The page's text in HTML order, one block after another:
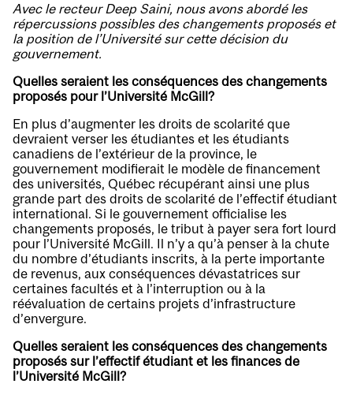
Avec le recteur Deep Saini, nous avons abordé les
répercussions possibles des changements proposés et
la position de l’Université sur cette décision du
gouvernement.
Quelles seraient les conséquences des changements
proposés pour l’Université McGill?
En plus d’augmenter les droits de scolarité que
devraient verser les étudiantes et les étudiants
canadiens de l’extérieur de la province, le
gouvernement modifierait le modèle de financement
des universités, Québec récupérant ainsi une plus
grande part des droits de scolarité de l’effectif étudiant
international. Si le gouvernement officialise les
changements proposés, le tribut à payer sera fort lourd
pour l’Université McGill. Il n’y a qu’à penser à la chute
du nombre d’étudiants inscrits, à la perte importante
de revenus, aux conséquences dévastatrices sur
certaines facultés et à l’interruption ou à la
réévaluation de certains projets d’infrastructure
d’envergure.
Quelles seraient les conséquences des changements
proposés sur l’effectif étudiant et les finances de
l’Université McGill?